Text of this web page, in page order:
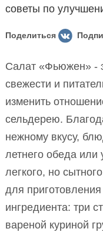
советы по
Поделиться
Салат «Фьюжен» -
свежести и
изменить
сельдерею.
нежному вкусу,
летнего обеда или
легкого, но
для
ингредиента: три
вареной куриной